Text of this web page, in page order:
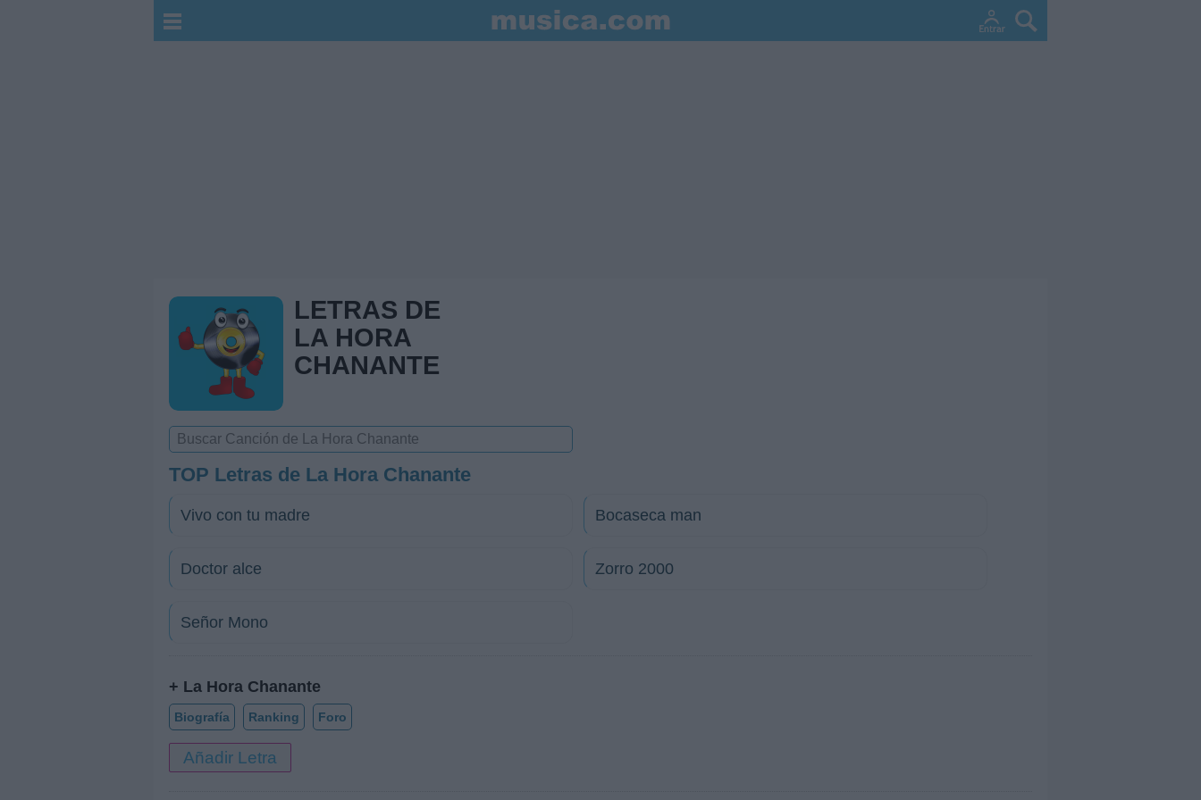
LETRAS DE
LA HORA
CHANANTE
TOP Letras de La Hora Chanante
Vivo con tu madre Bocaseca man
Doctor alce Zorro 2000
Señor Mono
+ La Hora Chanante
Biografía Ranking Foro
Añadir Letra